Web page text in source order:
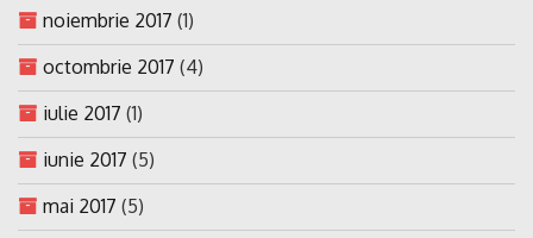
noiembrie 2017 (1)
octombrie 2017 (4)
iulie 2017 (1)
iunie 2017 (5)
mai 2017 (5)